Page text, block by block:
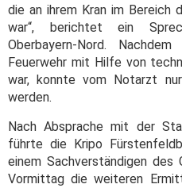
die an ihrem Kran im Bereich
war“, berichtet ein
Oberbayern-Nord.
Feuerwehr mit Hilfe von
war, konnte vom Notarzt
werden.
Nach Absprache mit der
führte die Kripo
einem Sachverständigen des
Vormittag die weiteren